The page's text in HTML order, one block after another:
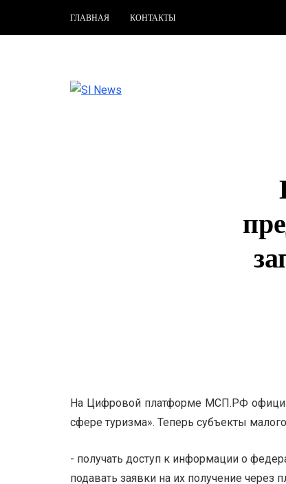
ГЛАВНАЯ КОНТАКТЫ
На Цифровой платформе МСП.РФ
сфере туризма». Теперь субъекты
- получать доступ к информации о
подавать заявки на их получение через